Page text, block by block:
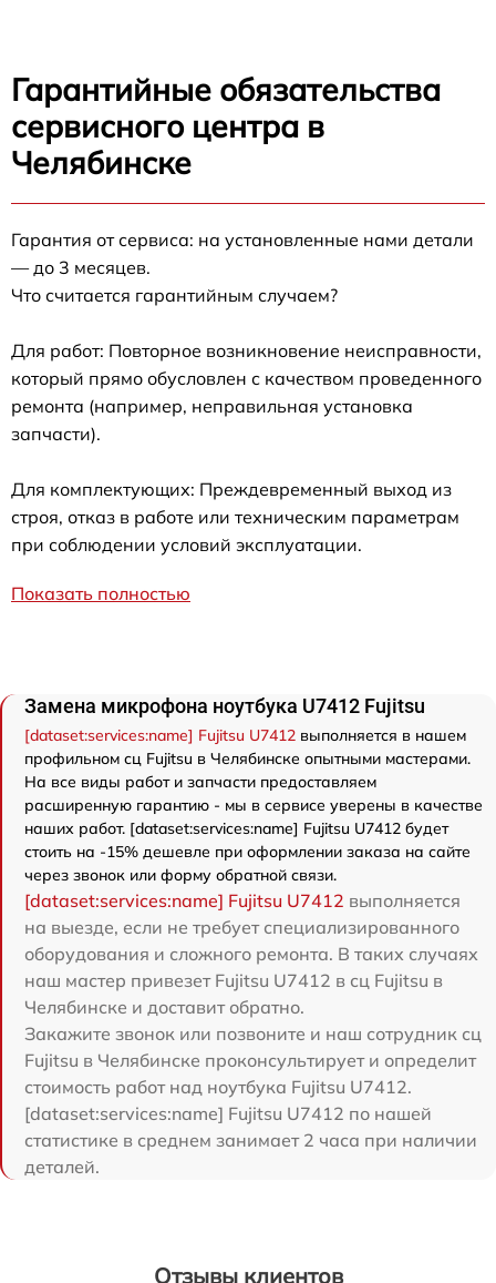
Гарантийные обязательства
сервисного центра в
Челябинске
Гарантия от сервиса: на установленные нами детали
— до 3 месяцев.
Что считается гарантийным случаем?
Для работ: Повторное возникновение неисправности,
который прямо обусловлен с качеством проведенного
ремонта (например, неправильная установка
запчасти).
Для комплектующих: Преждевременный выход из
строя, отказ в работе или техническим параметрам
при соблюдении условий эксплуатации.
Показать полностью
Замена микрофона ноутбука U7412 Fujitsu
[dataset:services:name] Fujitsu U7412 выполняется в нашем
профильном сц Fujitsu в Челябинске опытными мастерами.
На все виды работ и запчасти предоставляем
расширенную гарантию - мы в сервисе уверены в качестве
наших работ. [dataset:services:name] Fujitsu U7412 будет
стоить на -15% дешевле при оформлении заказа на сайте
через звонок или форму обратной связи.
[dataset:services:name] Fujitsu U7412 выполняется
на выезде, если не требует специализированного
оборудования и сложного ремонта. В таких случаях
наш мастер привезет Fujitsu U7412 в сц Fujitsu в
Челябинске и доставит обратно.
Закажите звонок или позвоните и наш сотрудник сц
Fujitsu в Челябинске проконсультирует и определит
стоимость работ над ноутбука Fujitsu U7412.
[dataset:services:name] Fujitsu U7412 по нашей
статистике в среднем занимает 2 часа при наличии
деталей.
Отзывы клиентов